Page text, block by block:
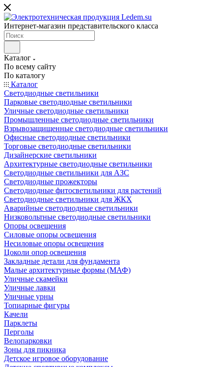
Интернет-магазин представительского класса
Каталог
По всему сайту
По каталогу
Каталог
Светодиодные светильники
Парковые светодиодные светильники
Уличные светодиодные светильники
Промышленные светодиодные светильники
Взрывозащищенные светодиодные светильники
Офисные светодиодные светильники
Торговые светодиодные светильники
Дизайнерские светильники
Архитектурные светодиодные светильники
Светодиодные светильники для АЗС
Светодиодные прожекторы
Светодиодные фитосветильники для растений
Светодиодные светильники для ЖКХ
Аварийные светодиодные светильники
Низковольтные светодиодные светильники
Опоры освещения
Силовые опоры освещения
Несиловые опоры освещения
Цоколи опор освещения
Закладные детали для фундамента
Малые архитектурные формы (МАФ)
Уличные скамейки
Уличные лавки
Уличные урны
Топиарные фигуры
Качели
Парклеты
Перголы
Велопарковки
Зоны для пикника
Детское игровое оборудование